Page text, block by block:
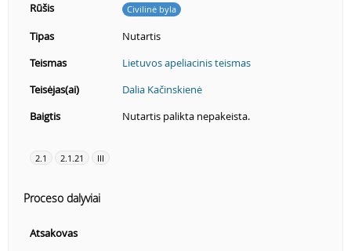
Rūšis
Civilinė byla
Tipas
Nutartis
Teismas
Lietuvos apeliacinis teismas
Teisėjas(ai)
Dalia Kačinskienė
Baigtis
Nutartis palikta nepakeista.
2.1 2.1.21 III
Proceso dalyviai
Atsakovas